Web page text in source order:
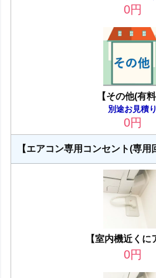
0円
【その他(有料
別途お見積り
0円
【エアコン専用コンセント(専用
【室内機近くに
0円